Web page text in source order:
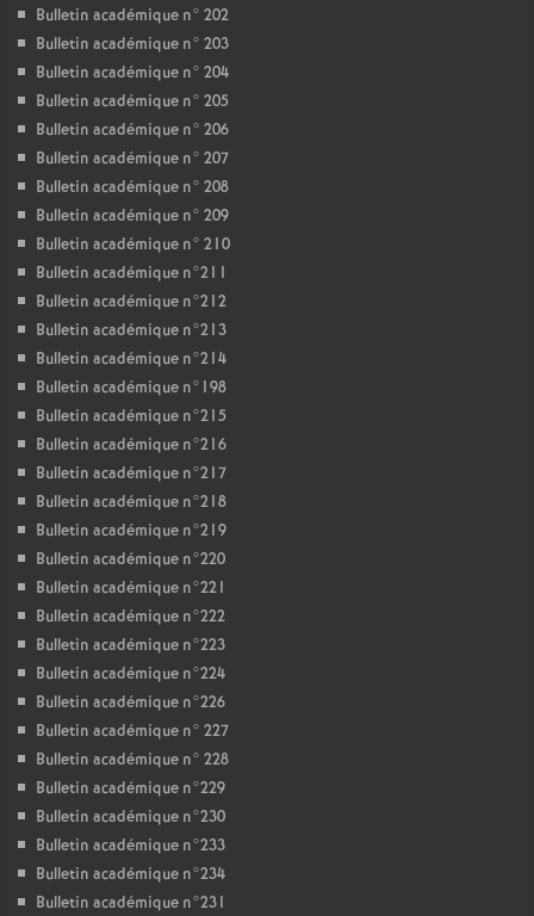
Bulletin académique n° 202
Bulletin académique n° 203
Bulletin académique n° 204
Bulletin académique n° 205
Bulletin académique n° 206
Bulletin académique n° 207
Bulletin académique n° 208
Bulletin académique n° 209
Bulletin académique n° 210
Bulletin académique n°211
Bulletin académique n°212
Bulletin académique n°213
Bulletin académique n°214
Bulletin académique n°198
Bulletin académique n°215
Bulletin académique n°216
Bulletin académique n°217
Bulletin académique n°218
Bulletin académique n°219
Bulletin académique n°220
Bulletin académique n°221
Bulletin académique n°222
Bulletin académique n°223
Bulletin académique n°224
Bulletin académique n°226
Bulletin académique n° 227
Bulletin académique n° 228
Bulletin académique n°229
Bulletin académique n°230
Bulletin académique n°233
Bulletin académique n°234
Bulletin académique n°231